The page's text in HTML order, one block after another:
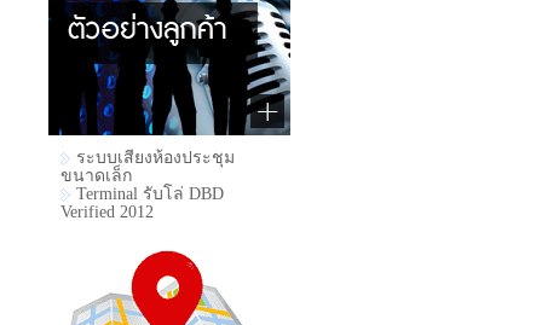
ระบบเสียงห้องประชุม
ขนาดเล็ก
Terminal รับโล่ DBD
Verified 2012